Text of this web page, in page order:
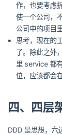
作，也要考虑
使一个公司，
公司中的项目
思考，现在的
了。除此之外
里 service 都
位，应该都会
四、四层
DDD 是思想，六